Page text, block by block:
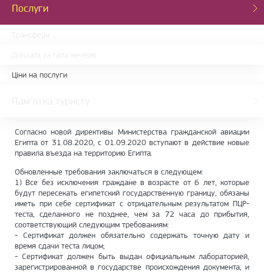
Послуги
Ціни на послуги
Согласно новой директивы Министерства гражданской авиации
Египта от 31.08.2020, с 01.09.2020 вступают в действие новые
правила въезда на территорию Египта.
Обновленные требования заключаться в следующем:
1) Все без исключения граждане в возрасте от 6 лет, которые
будут пересекать египетский государственную границу, обязаны
иметь при себе сертификат с отрицательным результатом ПЦР-
теста, сделанного не позднее, чем за 72 часа до прибытия,
соответствующий следующим требованиям:
- Сертификат должен обязательно содержать точную дату и
время сдачи теста лицом;
- Сертификат должен быть выдан официальным лабораторией,
зарегистрированной в государстве происхождения документа, и